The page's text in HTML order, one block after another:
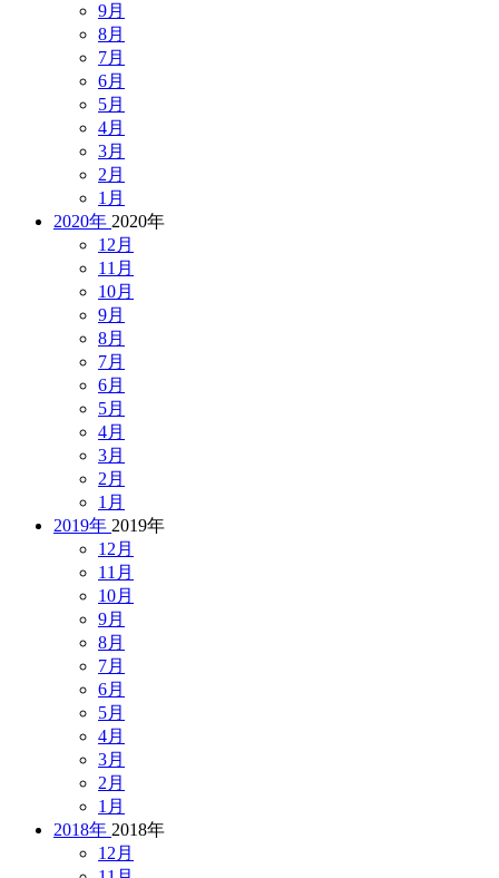
9月
8月
7月
6月
5月
4月
3月
2月
1月
2020年 2020年
12月
11月
10月
9月
8月
7月
6月
5月
4月
3月
2月
1月
2019年 2019年
12月
11月
10月
9月
8月
7月
6月
5月
4月
3月
2月
1月
2018年 2018年
12月